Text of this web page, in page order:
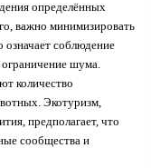
определённых
важно минимизировать
означает соблюдение
шума.
количество
Экотуризм,
предполагает, что
сообщества и